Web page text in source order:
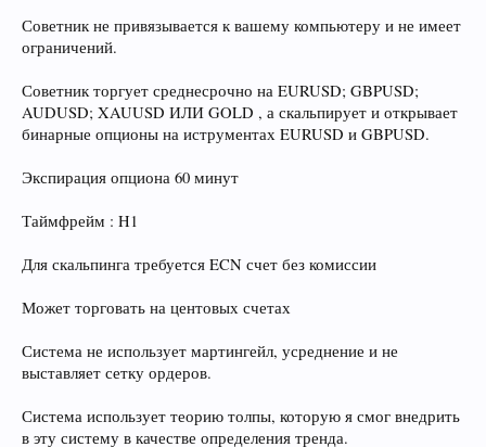
Советник не привязывается к вашему компьютеру и не имеет
ограничений.
Советник торгует среднесрочно на EURUSD; GBPUSD;
AUDUSD; XAUUSD ИЛИ GOLD , а скальпирует и открывает
бинарные опционы на иструментах EURUSD и GBPUSD.
Экспирация опциона 60 минут
Таймфрейм : H1
Для скальпинга требуется ECN счет без комиссии
Может торговать на центовых счетах
Система не использует мартингейл, усреднение и не
выставляет сетку ордеров.
Система использует теорию толпы, которую я смог внедрить
в эту систему в качестве определения тренда.